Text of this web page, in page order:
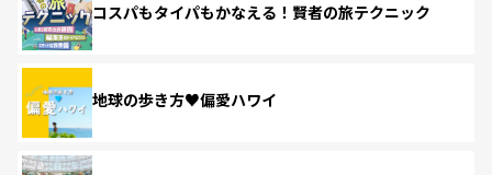
コスパもタイパもかなえる！賢者の旅テクニック
地球の歩き方♥偏愛ハワイ